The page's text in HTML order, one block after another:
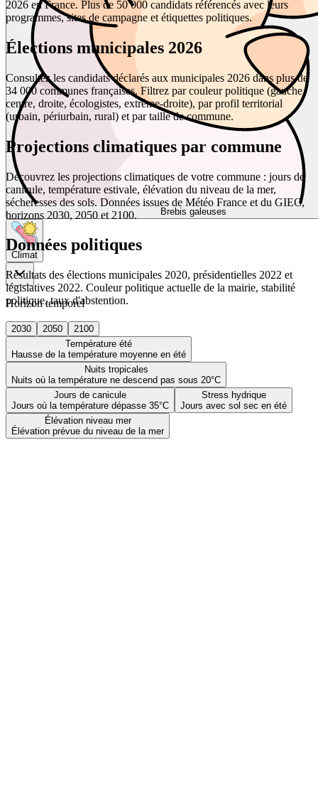
Brebis galeuses
Climat
Horizon temporel
2030 2050
2100
Température été
Hausse de la température moyenne en été
Nuits tropicales
Nuits où la température ne descend pas sous 20°C
Jours de canicule
Jours où la température dépasse 35°C
Stress hydrique
Jours avec sol sec en été
Élévation niveau mer
Élévation prévue du niveau de la mer
2026 en France. Plus de 50 000 candidats référencés avec leurs
programmes, sites de campagne et étiquettes politiques.
Élections municipales 2026
Consultez les candidats déclarés aux municipales 2026 dans plus de
34 000 communes françaises. Filtrez par couleur politique (gauche,
centre, droite, écologistes, extrême-droite), par profil territorial
(urbain, périurbain, rural) et par taille de commune.
Projections climatiques par commune
Découvrez les projections climatiques de votre commune : jours de
canicule, température estivale, élévation du niveau de la mer,
sécheresses des sols. Données issues de Météo France et du GIEC,
horizons 2030, 2050 et 2100.
Données politiques
Résultats des élections municipales 2020, présidentielles 2022 et
législatives 2022. Couleur politique actuelle de la mairie, stabilité
politique, taux d'abstention.